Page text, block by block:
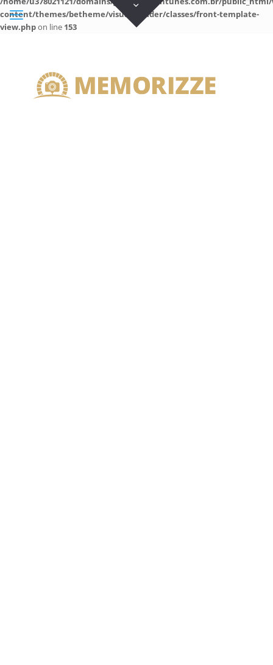
content/themes/betheme/visual-builder/classes/front-template-
view.phpon line 153